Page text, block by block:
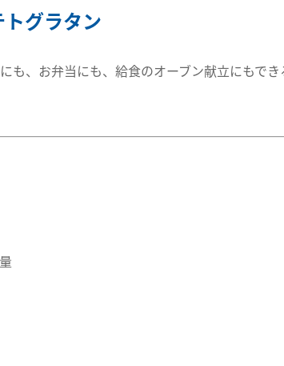
グラタン
も、お弁当にも、給食のオーブン献立にもでき